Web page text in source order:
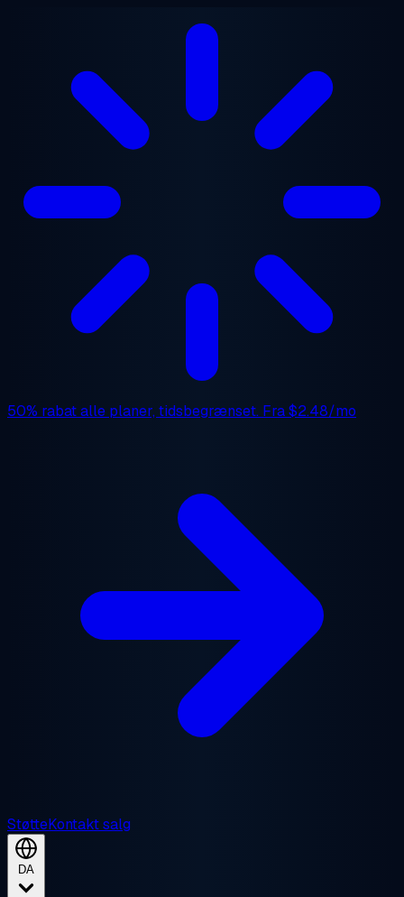
50% rabatalle planer, tidsbegrænset. Fra$2.48/mo
StøtteKontakt salg
DA